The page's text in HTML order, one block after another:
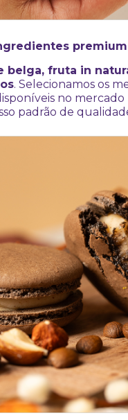
premium
belga, fruta in
. Selecionamos os
no mercado
padrão de